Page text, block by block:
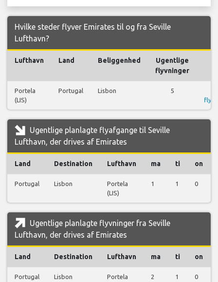
Hvilke steder flyver Emirates til og fra Seville
Lufthavn?
Lufthavn Land Beliggenhed
Ugentlige
flyvninger
Portela
(LIS)
Portugal Lisbon 5
Ugentlige planlagte flyafgange til Seville
Lufthavn, der drives af Emirates
Land Destination Lufthavn ma ti on
Portugal Lisbon
Portela
(LIS)
1 1 0
Ugentlige planlagte flyvninger fra Seville
Lufthavn, der drives af Emirates
Land Destination Lufthavn ma ti on
Portugal Lisbon
Portela
2 1 0